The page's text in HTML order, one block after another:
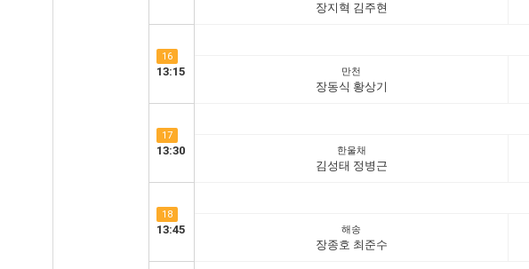
장지혁 김주현
16
13:15 만천
장동식 황상기
17
13:30 한울채
김성태 정병근
18
13:45 해송
장종호 최준수